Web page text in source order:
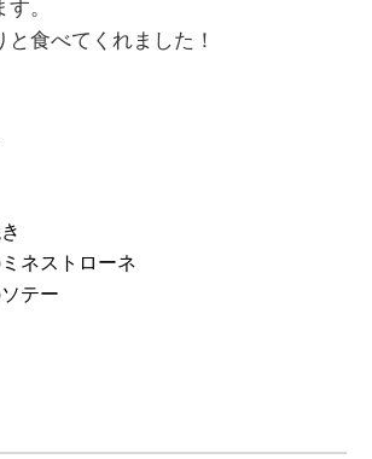
。
食べてくれました！
ネストローネ
テー